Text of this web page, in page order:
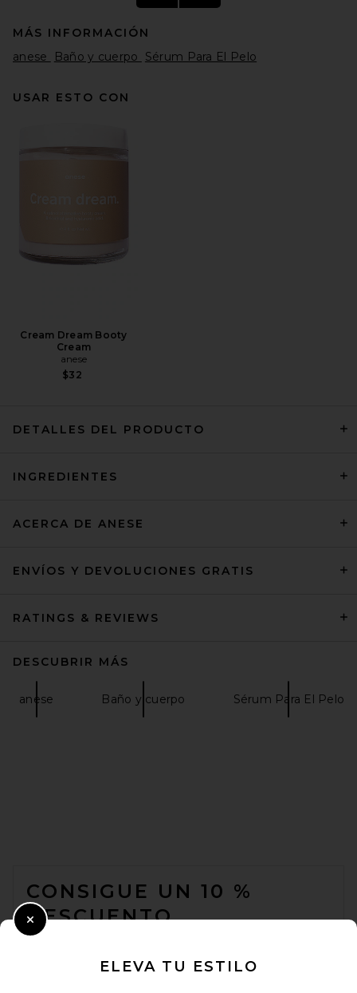
frank body Rosehip Body
Scrub + Cleanser 250g
Feminine Wipes 10 ct
MÁS INFORMACIÓN
anese
Baño y cuerpo Sérum Para El Pelo
USAR ESTO CON
Cream Dream Booty
Cream
anese
$32
DETALLES DEL PRODUCTO
INGREDIENTES
ACERCA DE ANESE
ENVÍOS Y DEVOLUCIONES GRATIS
RATINGS & REVIEWS
DESCUBRIR MÁS
anese Baño y cuerpo Sérum Para El Pelo
CONSIGUE UN 10 %
DESCUENTO
electrónico. Puede retirarse en cualquier momento.
ELEVA TU ESTILO
Close Modal